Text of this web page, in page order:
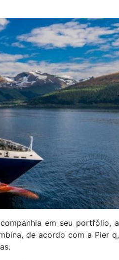
em seu portfólio, a
de acordo com a Pier q,